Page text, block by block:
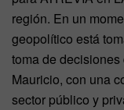
región. En un
geopolítico está
toma de
Mauricio, con una
sector público y